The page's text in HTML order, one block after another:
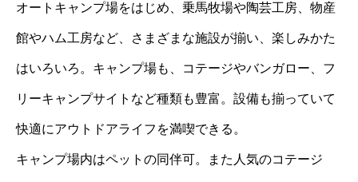
オートキャンプ場をはじめ、乗馬牧場や陶芸工房、物産
館やハム工房など、さまざまな施設が揃い、楽しみかた
はいろいろ。キャンプ場も、コテージやバンガロー、フ
リーキャンプサイトなど種類も豊富。設備も揃っていて
快適にアウトドアライフを満喫できる。
キャンプ場内はペットの同伴可。また人気のコテージ